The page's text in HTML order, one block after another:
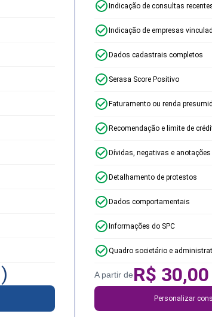
)
Indicação de consultas
Indicação de empresas
Dados cadastrais completos
Serasa Score Positivo
Faturamento ou renda
Recomendação e limite de
Dívidas, negativas e anotações
Detalhamento de protestos
Dados comportamentais
Informações do SPC
Quadro societário e
A partir deR$ 30,00
Personalizar